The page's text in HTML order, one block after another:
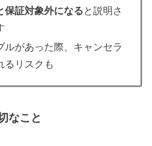
保証対象外になると説明さ
ルがあった際、キャンセラ
るリスクも
なこと